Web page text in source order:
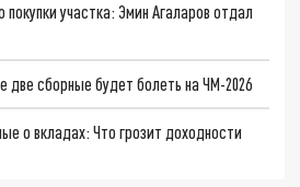
участка: Эмин Агаларов отдал
две сборные будет болеть на ЧМ-2026
о вкладах: Что грозит доходности